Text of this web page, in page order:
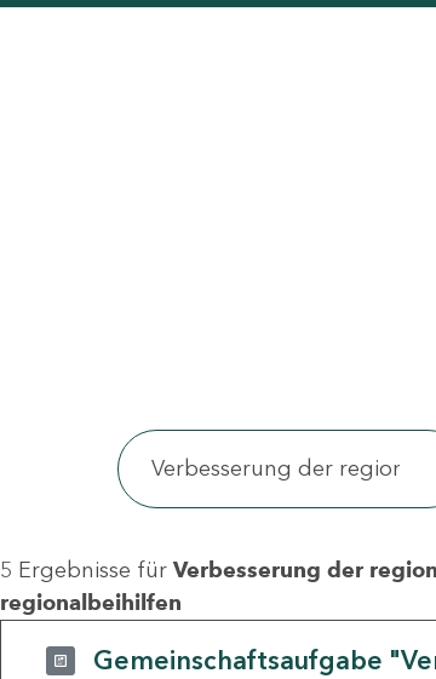
5 Ergebnisse für Verbesserung der
regionalbeihilfen
Gemeinschaftsaufgabe